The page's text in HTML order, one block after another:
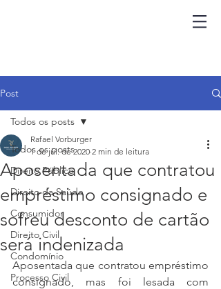
Post
Todos os posts
Direito Público
Direito da Saúde
Consumidor
Direito Civil
Condomínio
Processo Civil
Todos os posts
Aposentada que contratou
empréstimo consignado e
sofreu desconto de cartão
será indenizada
Rafael Vorburger
1 de jul. de 2020 2 min de leitura
Aposentada que contratou empréstimo
consignado, mas foi lesada com